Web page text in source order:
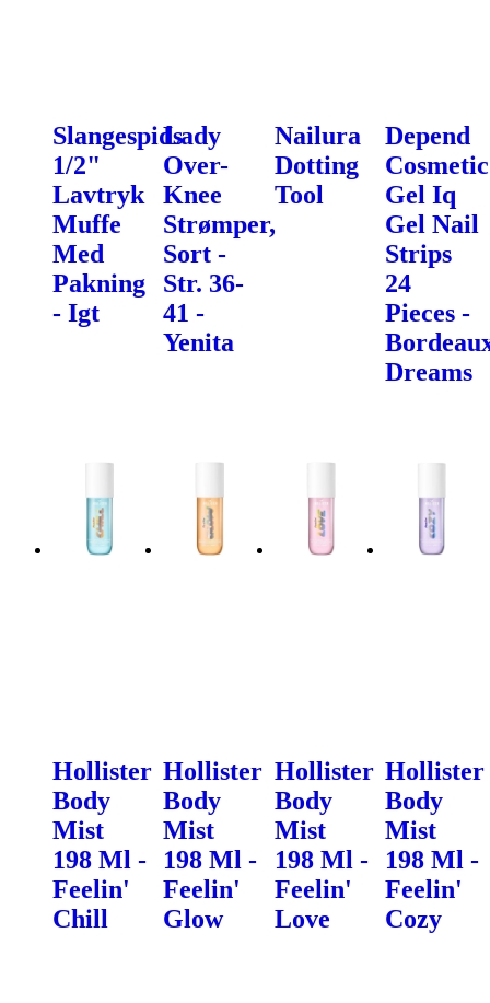
Slangespids
1/2"
Lavtryk
Muffe
Med
Pakning
- Igt
Lady
Over-
Knee
Strømper,
Sort -
Str. 36-
41 -
Yenita
Nailura
Dotting
Tool
Depend
Cosmetic
Gel Iq
Gel Nail
Strips
24
Pieces -
Dreams
Hollister
Body
Mist
198 Ml -
Feelin'
Chill
Hollister
Body
Mist
198 Ml -
Feelin'
Glow
Hollister
Body
Mist
198 Ml -
Feelin'
Love
Hollister
Body
Mist
198 Ml -
Feelin'
Cozy